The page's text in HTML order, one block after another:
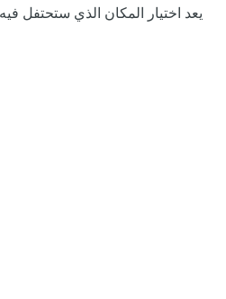
يعد اختيار المكان الذي ستحتفل